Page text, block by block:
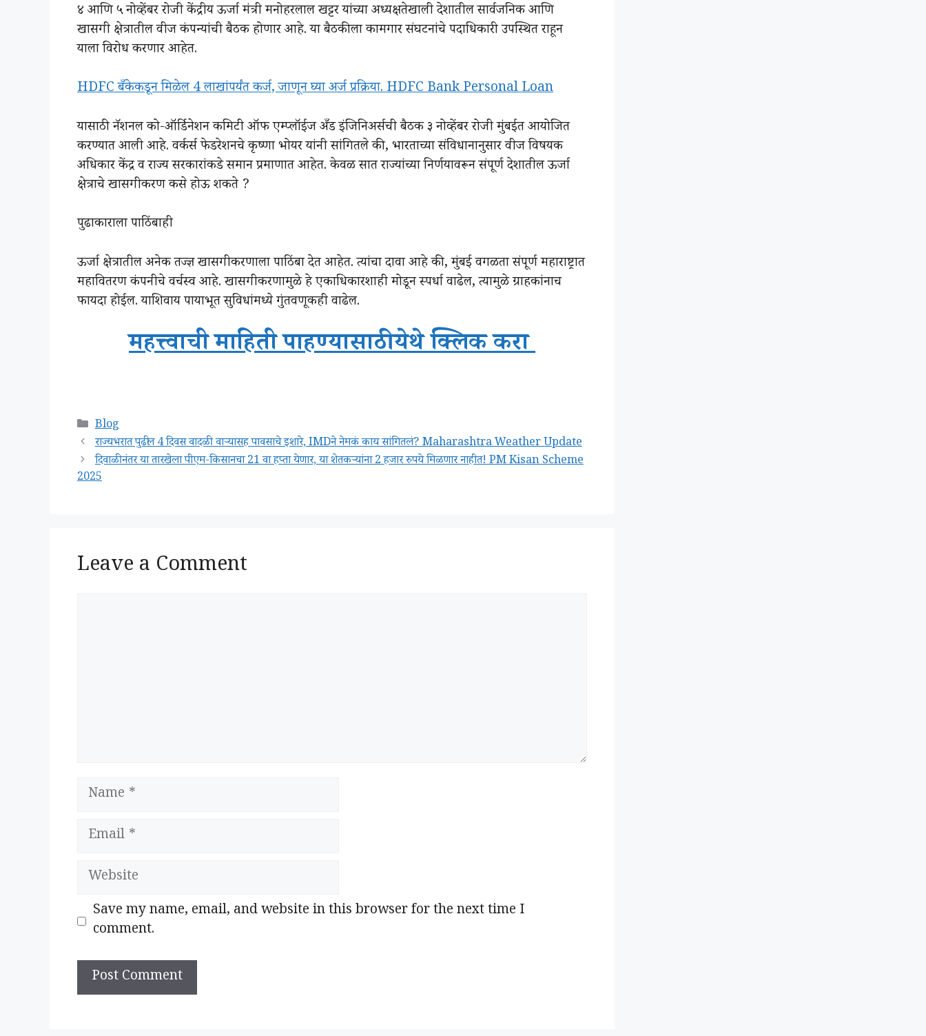
४ आणि ५ नोव्हेंबर रोजी केंद्रीय ऊर्जा मंत्री मनोहरलाल खट्टर यांच्या अध्यक्षतेखाली देशातील सार्वजनिक आणि
खासगी क्षेत्रातील वीज कंपन्यांची बैठक होणार आहे. या बैठकीला कामगार संघटनांचे पदाधिकारी उपस्थित राहून
याला विरोध करणार आहेत.
HDFC बँकेकडून मिळेल 4 लाखांपर्यंत कर्ज, जाणून घ्या अर्ज प्रक्रिया. HDFC Bank Personal Loan
यासाठी नॅशनल को-ऑर्डिनेशन कमिटी ऑफ एम्प्लॉईज अँड इंजिनिअर्सची बैठक ३ नोव्हेंबर रोजी मुंबईत आयोजित
करण्यात आली आहे. वर्कर्स फेडरेशनचे कृष्णा भोयर यांनी सांगितले की, भारताच्या संविधानानुसार वीज विषयक
अधिकार केंद्र व राज्य सरकारांकडे समान प्रमाणात आहेत. केवळ सात राज्यांच्या निर्णयावरून संपूर्ण देशातील ऊर्जा
क्षेत्राचे खासगीकरण कसे होऊ शकते ?
पुढाकाराला पाठिंबाही
ऊर्जा क्षेत्रातील अनेक तज्ज्ञ खासगीकरणाला पाठिंबा देत आहेत. त्यांचा दावा आहे की, मुंबई वगळता संपूर्ण महाराष्ट्रात
महावितरण कंपनीचे वर्चस्व आहे. खासगीकरणामुळे हे एकाधिकारशाही मोडून स्पर्धा वाढेल, त्यामुळे ग्राहकांनाच
फायदा होईल. याशिवाय पायाभूत सुविधांमध्ये गुंतवणूकही वाढेल.
महत्त्वाची माहिती पाहण्यासाठी येथे क्लिक करा
Categories
Blog
राज्यभरात पुढील 4 दिवस वादळी वाऱ्यासह पावसाचे इशारे, IMDने नेमकं काय सांगितलं? Maharashtra Weather Update
दिवाळीनंतर या तारखेला पीएम-किसानचा 21 वा हप्ता येणार, या शेतकऱ्यांना 2 हजार रुपये मिळणार नाहीत! PM Kisan Scheme
2025
Leave a Comment
Name
Email
Website
Save my name, email, and website in this browser for the next time I
comment.